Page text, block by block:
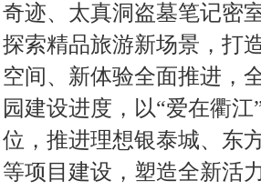
奇迹、太真洞盗墓笔记密
探索精品旅游新场景，打
空间、新体验全面推进，
园建设进度，以“爱在衢
位，推进理想银泰城、东
等项目建设，塑造全新活